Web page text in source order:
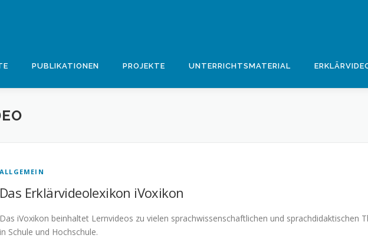
PUBLIKATIONEN PROJEKTE UNTERRICHTSMATERIAL
ALLGEMEIN
Das Erklärvideolexikon iVoxikon
Das iVoxikon beinhaltet Lernvideos zu vielen sprachwissenschaftlichen und sprachdidaktischen
in Schule und Hochschule.